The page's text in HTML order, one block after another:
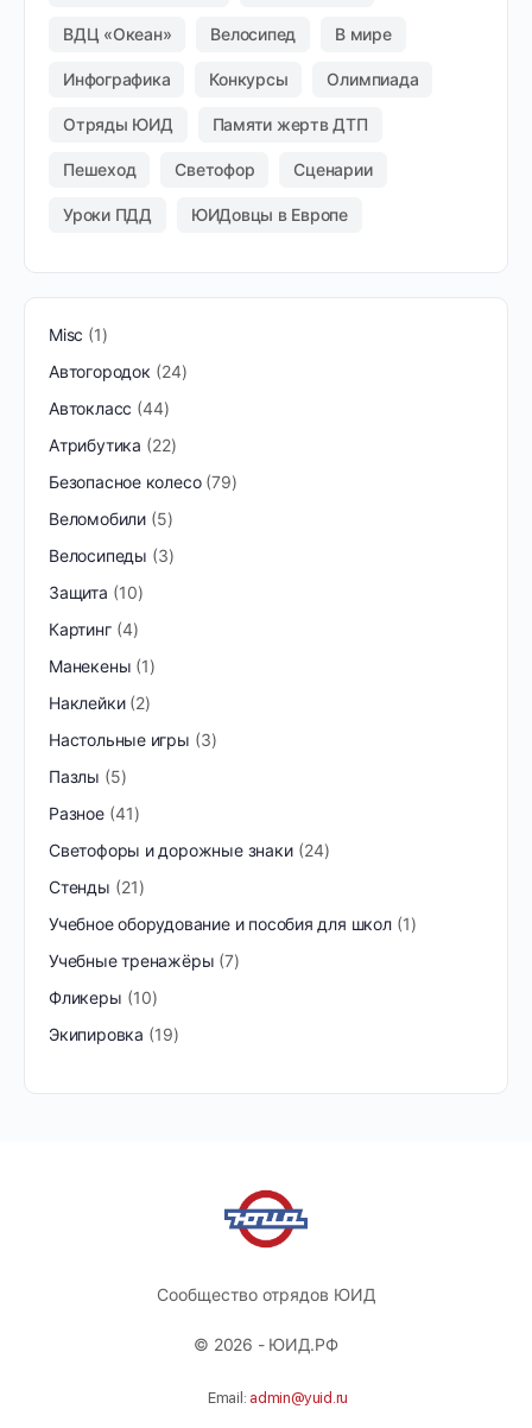
ВДЦ «Океан» Велосипед В мире
Инфографика Конкурсы Олимпиада
Отряды ЮИД Памяти жертв ДТП
Пешеход Светофор Сценарии
Уроки ПДД ЮИДовцы в Европе
Misc
1
Автогородок
24
Автокласс 44
Атрибутика
22
Безопасное колесо 79
Веломобили 5
Велосипеды
3
Защита
10
Картинг 4
Манекены 1
Наклейки 2
Настольные игры
3
Пазлы
5
Разное 41
Светофоры и дорожные знаки
24
Стенды
21
Учебное оборудование и пособия для школ 1
Учебные тренажёры 7
Фликеры
10
Экипировка
19
Сообщество отрядов ЮИД
© 2026 - ЮИД.РФ
Email: admin@yuid.ru